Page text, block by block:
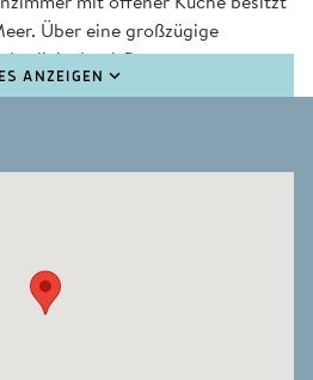
Über eine großzügige
lichtdurchflutete
Doppelschlafzimmer, einem
ANZEIGEN